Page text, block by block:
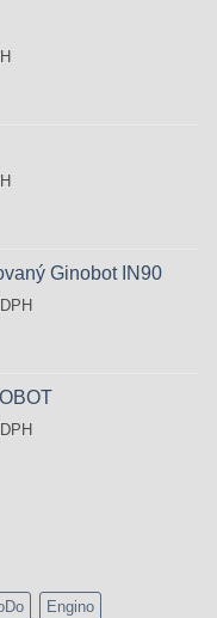
Ginobot IN90
Engino